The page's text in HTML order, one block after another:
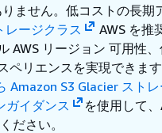
ません。低コストの長期
レージクラス
AWS を推
AWS リージョン 可用性
ペリエンスを実現できま
Amazon S3 Glacier スト
ガイダンス
を使用して
ださい。